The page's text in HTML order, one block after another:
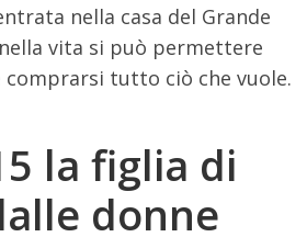
nella casa del Grande
vita si può permettere
comprarsi tutto ciò che vuole.
la figlia di
donne